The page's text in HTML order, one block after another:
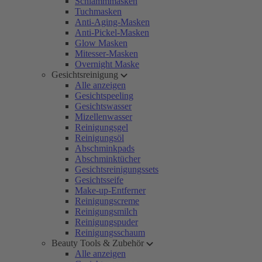
Tuchmasken
Anti-Aging-Masken
Anti-Pickel-Masken
Glow Masken
Mitesser-Masken
Overnight Maske
Gesichtsreinigung
Alle anzeigen
Gesichtspeeling
Gesichtswasser
Mizellenwasser
Reinigungsgel
Reinigungsöl
Abschminkpads
Abschminktücher
Gesichtsreinigungssets
Gesichtsseife
Make-up-Entferner
Reinigungscreme
Reinigungsmilch
Reinigungspuder
Reinigungsschaum
Beauty Tools & Zubehör
Alle anzeigen